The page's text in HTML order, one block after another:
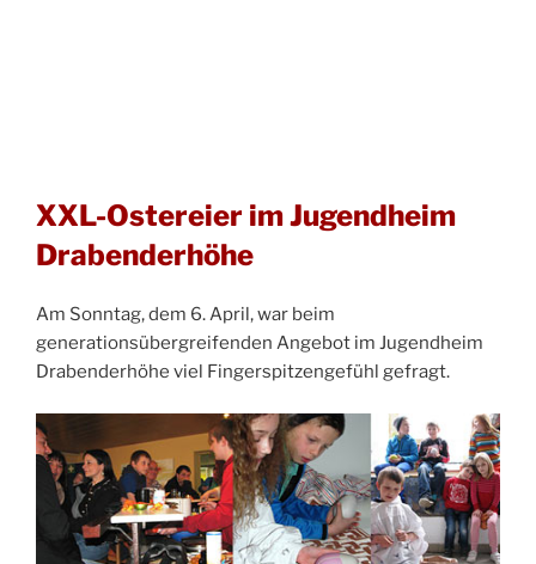
XXL-Ostereier im Jugendheim
Drabenderhöhe
Am Sonntag, dem 6. April, war beim
generationsübergreifenden Angebot im Jugendheim
Drabenderhöhe viel Fingerspitzengefühl gefragt.